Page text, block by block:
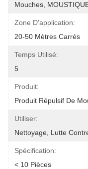
Mouches,
Zone D'application:
20-50 Mètres Carrés
Temps Utilisé:
5
Produit:
Produit Répulsif De
Utiliser:
Nettoyage, Lutte
Spécification:
< 10 Pièces